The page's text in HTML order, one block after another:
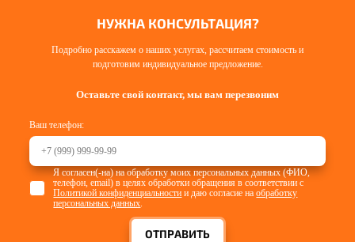
НУЖНА КОНСУЛЬТАЦИЯ?
Подробно расскажем о наших услугах, рассчитаем стоимость и
подготовим индивидуальное предложение.
Оставьте свой контакт, мы вам перезвоним
Ваш телефон:
ОТПРАВИТЬ
Я согласен(-на) на обработку моих персональных данных (ФИО,
телефон, email) в целях обработки обращения в соответствии с
Политикой конфиденциальности и даю согласие наобработку
персональных данных